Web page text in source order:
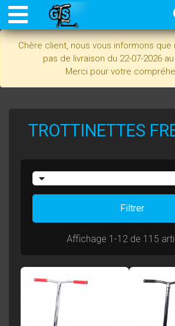
Chère client, nous vous informons
pas de livraison du 22-07-2026 au
Merci pour votre
TROTTINETTES
Filtrer
Affichage 1-12 de 115